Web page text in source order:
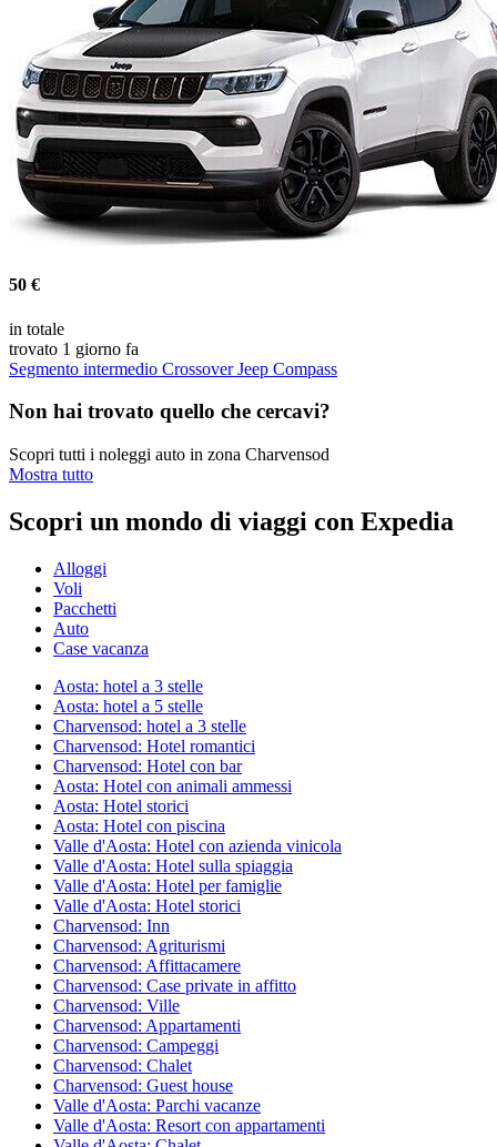
50 €
in totale
trovato 1 giorno fa
Segmento intermedio Crossover Jeep Compass
Non hai trovato quello che cercavi?
Scopri tutti i noleggi auto in zona Charvensod
Mostra tutto
Scopri un mondo di viaggi con Expedia
Alloggi
Voli
Pacchetti
Auto
Case vacanza
Aosta: hotel a 3 stelle
Aosta: hotel a 5 stelle
Charvensod: hotel a 3 stelle
Charvensod: Hotel romantici
Charvensod: Hotel con bar
Aosta: Hotel con animali ammessi
Aosta: Hotel storici
Aosta: Hotel con piscina
Valle d'Aosta: Hotel con azienda vinicola
Valle d'Aosta: Hotel sulla spiaggia
Valle d'Aosta: Hotel per famiglie
Valle d'Aosta: Hotel storici
Charvensod: Inn
Charvensod: Agriturismi
Charvensod: Affittacamere
Charvensod: Case private in affitto
Charvensod: Ville
Charvensod: Appartamenti
Charvensod: Campeggi
Charvensod: Chalet
Charvensod: Guest house
Valle d'Aosta: Parchi vacanze
Valle d'Aosta: Resort con appartamenti